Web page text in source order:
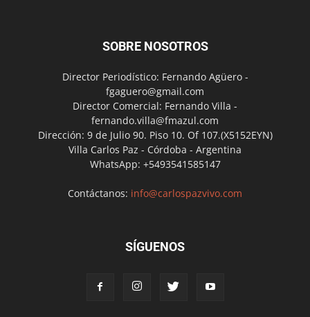
SOBRE NOSOTROS
Director Periodístico: Fernando Agüero -
fgaguero@gmail.com
Director Comercial: Fernando Villa -
fernando.villa@fmazul.com
Dirección: 9 de Julio 90. Piso 10. Of 107.(X5152EYN)
Villa Carlos Paz - Córdoba - Argentina
WhatsApp: +5493541585147
Contáctanos: info@carlospazvivo.com
SÍGUENOS